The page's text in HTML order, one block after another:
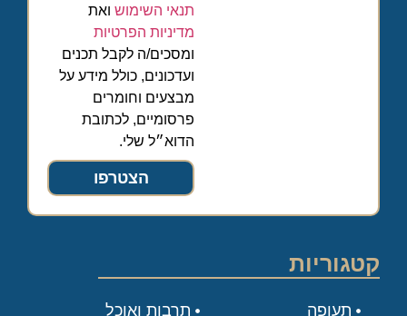
תנאי השימוש ואת
מדיניות הפרטיות
ומסכים/ה לקבל תכנים
ועדכונים, כולל מידע על
מבצעים וחומרים
פרסומיים, לכתובת
הדוא״ל שלי.
הצטרפו
קטגוריות
תעופה
תרבות ואוכל